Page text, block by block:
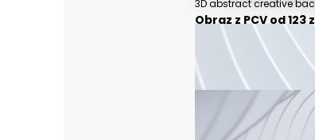
Obraz z PCV od 123